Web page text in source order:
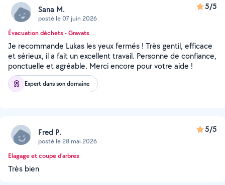
Sana M.
posté le 07 juin 2026
5/5
Évacuation déchets - Gravats
Je recommande Lukas les yeux fermés ! Très gentil, efficace
et sérieux, il a fait un excellent travail. Personne de confiance,
ponctuelle et agréable. Merci encore pour votre aide !
Expert dans son domaine
Fred P.
posté le 28 mai 2026
5/5
Elagage et coupe d'arbres
Très bien